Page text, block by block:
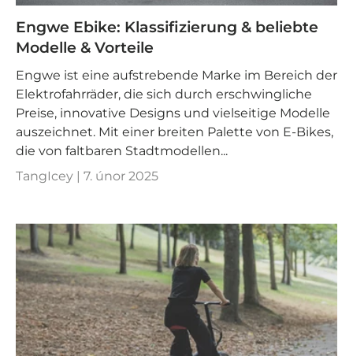
Engwe Ebike: Klassifizierung & beliebte
Modelle & Vorteile
Engwe ist eine aufstrebende Marke im Bereich der
Elektrofahrräder, die sich durch erschwingliche
Preise, innovative Designs und vielseitige Modelle
auszeichnet. Mit einer breiten Palette von E-Bikes,
die von faltbaren Stadtmodellen...
TangIcey | 7. únor 2025